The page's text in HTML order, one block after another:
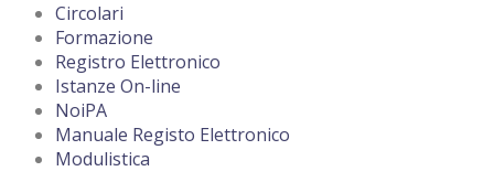
Circolari
Formazione
Registro Elettronico
Istanze On-line
NoiPA
Manuale Registo Elettronico
Modulistica